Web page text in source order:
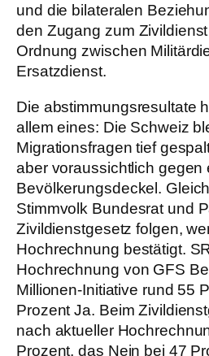
und die bilateralen
den Zugang zum
Ordnung zwischen
Ersatzdienst.
Die abstimmungsresultate
allem eines: Die Schweiz
Migrationsfragen tief
aber voraussichtlich gegen
Bevölkerungsdeckel.
Stimmvolk Bundesrat und
Zivildienstgesetz folgen,
Hochrechnung bestätigt.
Hochrechnung von GFS
Millionen-Initiative rund 55
Prozent Ja. Beim
nach aktueller
Prozent, das Nein bei 47